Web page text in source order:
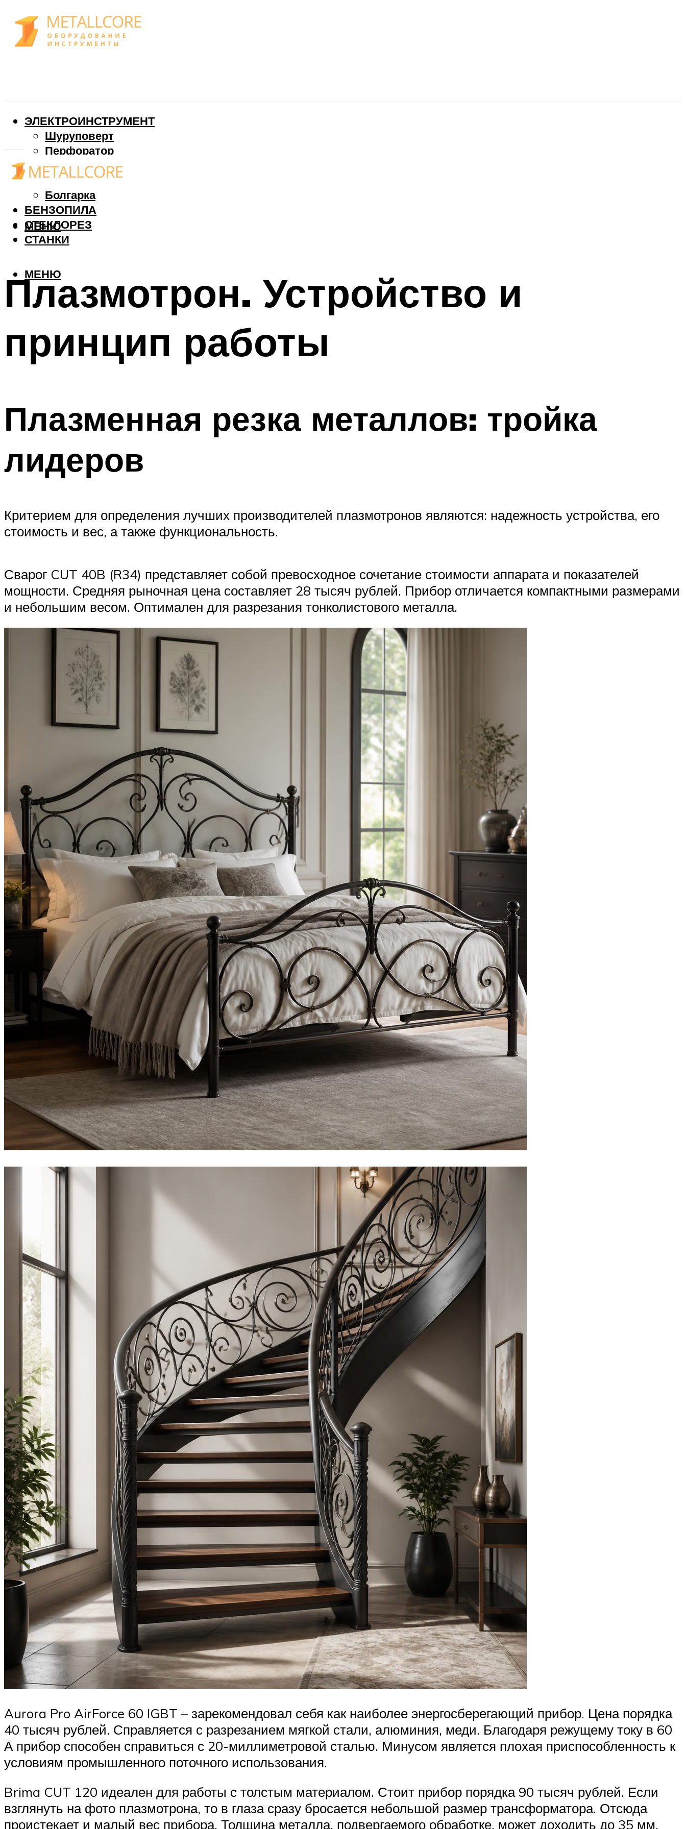
ЭЛЕКТРОИНСТРУМЕНТ
Шуруповерт
Перфоратор
Дрель
Фрезер
Болгарка
БЕНЗОПИЛА
СТЕКЛОРЕЗ
СТАНКИ
МЕНЮ
МЕНЮ
Плазмотрон. Устройство и
принцип работы
Плазменная резка металлов: тройка
лидеров
Критерием для определения лучших производителей плазмотронов являются: надежность устройства, его
стоимость и вес, а также функциональность.
Сварог CUT 40B (R34) представляет собой превосходное сочетание стоимости аппарата и показателей
мощности. Средняя рыночная цена составляет 28 тысяч рублей. Прибор отличается компактными размерами
и небольшим весом. Оптимален для разрезания тонколистового металла.
Aurora Pro AirForce 60 IGBT – зарекомендовал себя как наиболее энергосберегающий прибор. Цена порядка
40 тысяч рублей. Справляется с разрезанием мягкой стали, алюминия, меди. Благодаря режущему току в 60
А прибор способен справиться с 20-миллиметровой сталью. Минусом является плохая приспособленность к
условиям промышленного поточного использования.
Brima CUT 120 идеален для работы с толстым материалом. Стоит прибор порядка 90 тысяч рублей. Если
взглянуть на фото плазмотрона, то в глаза сразу бросается небольшой размер трансформатора. Отсюда
проистекает и малый вес прибора. Толщина металла, подвергаемого обработке, может доходить до 35 мм.